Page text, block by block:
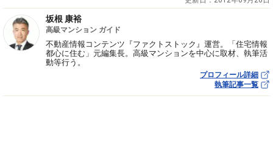
坂根 康裕
高級マンション ガイド
不動産情報コンテンツ『ファクトストック』運営。「住宅情報
都心に住む」元編集長。高級マンションを中心に取材、執筆活
動等行う。
プロフィール詳細
執筆記事一覧